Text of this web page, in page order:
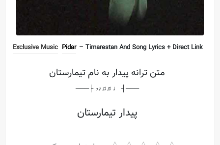
Exclusive Music Pidar – Timarestan And Song Lyrics + Direct Link
متن ترانه پیدار به نام تیمارستان
───┤ ♩♬♫♪♭ ├───
پیدار تیمارستان